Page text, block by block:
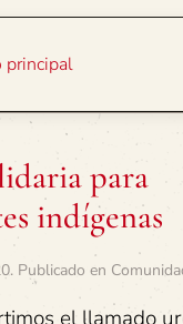
principal
para
indígenas
. Publicado en